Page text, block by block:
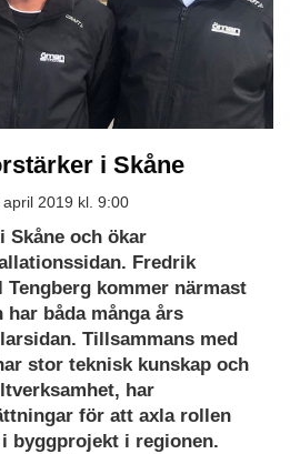
i Skåne
2019 kl. 9:00
Skåne och ökar
Fredrik
Tengberg kommer närmast
båda många års
Tillsammans med
stor teknisk kunskap och
har
för att axla rollen
byggprojekt i regionen.